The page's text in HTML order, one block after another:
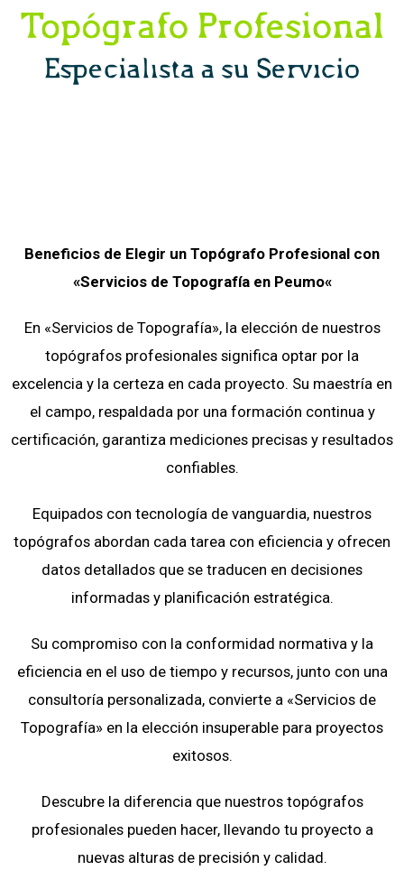
Beneficios de Elegir un Topógrafo Profesional con
«Servicios de Topografía en Peumo«
En «Servicios de Topografía», la elección de nuestros
topógrafos profesionales significa optar por la
excelencia y la certeza en cada proyecto. Su maestría en
el campo, respaldada por una formación continua y
certificación, garantiza mediciones precisas y resultados
confiables.
Equipados con tecnología de vanguardia, nuestros
topógrafos abordan cada tarea con eficiencia y ofrecen
datos detallados que se traducen en decisiones
informadas y planificación estratégica.
Su compromiso con la conformidad normativa y la
eficiencia en el uso de tiempo y recursos, junto con una
consultoría personalizada, convierte a «Servicios de
Topografía» en la elección insuperable para proyectos
exitosos.
Descubre la diferencia que nuestros topógrafos
profesionales pueden hacer, llevando tu proyecto a
nuevas alturas de precisión y calidad.